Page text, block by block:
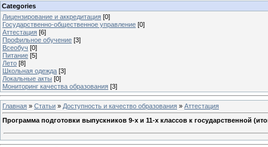
Categories
Лицензирование и аккредитация [0]
Государственно-общественное управление [0]
Аттестация [6]
Профильное обучение [3]
Всеобуч [0]
Питание [5]
Лето [8]
Школьная одежда [3]
Локальные акты [0]
Мониторинг качества образования [3]
Главная » Статьи » Доступность и качество образования » Аттестация
Программа подготовки выпускников 9-х и 11-х классов к государственной